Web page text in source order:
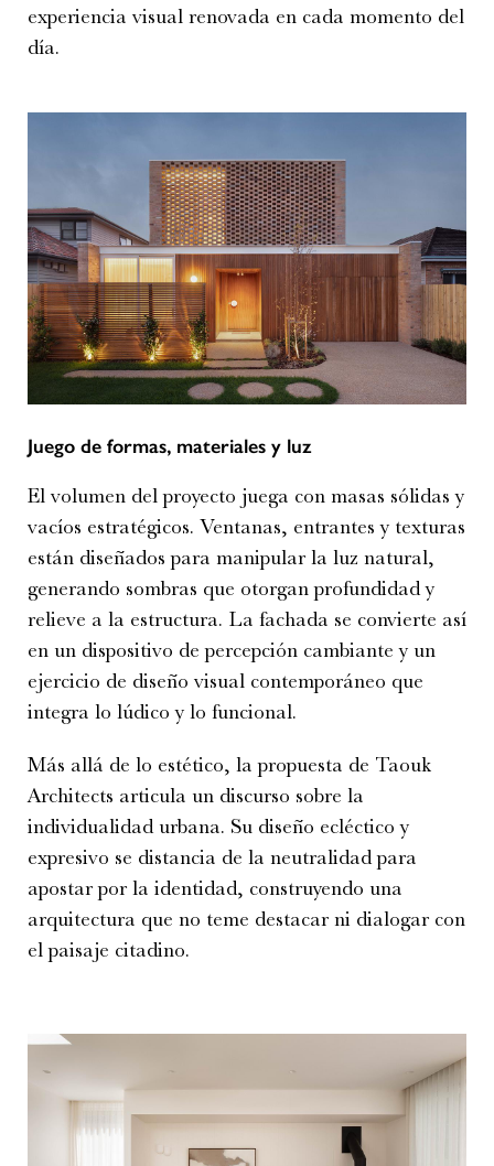
experiencia visual renovada en cada momento del
día.
Juego de formas, materiales y luz
El volumen del proyecto juega con masas sólidas y
vacíos estratégicos. Ventanas, entrantes y texturas
están diseñados para manipular la luz natural,
generando sombras que otorgan profundidad y
relieve a la estructura. La fachada se convierte así
en un dispositivo de percepción cambiante y un
ejercicio de diseño visual contemporáneo que
integra lo lúdico y lo funcional.
Más allá de lo estético, la propuesta de Taouk
Architects articula un discurso sobre la
individualidad urbana. Su diseño ecléctico y
expresivo se distancia de la neutralidad para
apostar por la identidad, construyendo una
arquitectura que no teme destacar ni dialogar con
el paisaje citadino.